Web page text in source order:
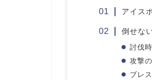
アイス
倒せな
討伐
攻撃
ブレ